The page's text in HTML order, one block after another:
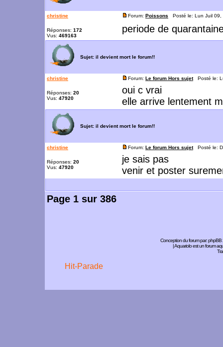
christine
Réponses: 172
Vus: 469163
Forum: Poissons Posté le: Lun Juil
periode de
Sujet: il devient mort le forum!!
christine
Réponses: 20
Vus: 47920
Forum: Le forum Hors sujetPosté le:
oui c vrai
elle arrive lentement
Sujet: il devient mort le forum!!
christine
Réponses: 20
Vus: 47920
Forum: Le forum Hors sujetPosté le:
je sais pas
venir et poster
Page 1 sur 386
Conception du forum par:phpBB
| Aquariolo est un forum